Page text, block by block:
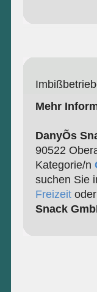
Mehr
DanyÕs
90522
Kategorie/n
suchen Sie
Freizeitoder
Snack